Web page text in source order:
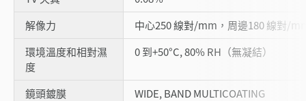
解像力
中心250 線對/mm，周邊180 線對/
環境溫度和相對濕
度
0 到+50°C, 80% RH（無凝結）
鏡頭鍍膜
WIDE, BAND MULTICOATING